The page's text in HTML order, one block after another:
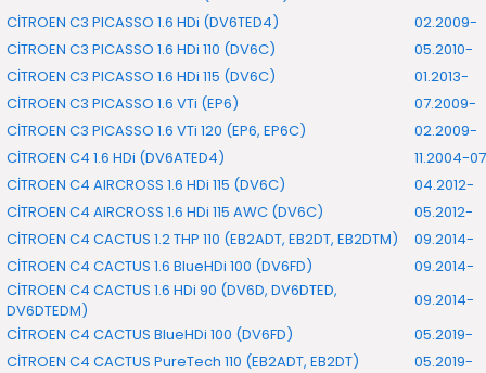
CİTROEN C3 PICASSO 1.6 HDi (DV6TED4)
02.2009-
CİTROEN C3 PICASSO 1.6 HDi 110 (DV6C)
05.2010-
CİTROEN C3 PICASSO 1.6 HDi 115 (DV6C)
01.2013-
CİTROEN C3 PICASSO 1.6 VTi (EP6)
07.2009-
CİTROEN C3 PICASSO 1.6 VTi 120 (EP6, EP6C)
02.2009-
CİTROEN C4 1.6 HDi (DV6ATED4)
11.2004-
CİTROEN C4 AIRCROSS 1.6 HDi 115 (DV6C)
04.2012-
CİTROEN C4 AIRCROSS 1.6 HDi 115 AWC (DV6C)
05.2012-
CİTROEN C4 CACTUS 1.2 THP 110 (EB2ADT, EB2DT, EB2DTM)
09.2014-
CİTROEN C4 CACTUS 1.6 BlueHDi 100 (DV6FD)
09.2014-
CİTROEN C4 CACTUS 1.6 HDi 90 (DV6D, DV6DTED,
DV6DTEDM)
09.2014-
CİTROEN C4 CACTUS BlueHDi 100 (DV6FD)
05.2019-
CİTROEN C4 CACTUS PureTech 110 (EB2ADT, EB2DT)
05.2019-